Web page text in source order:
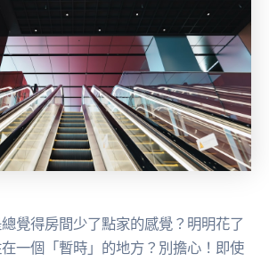
覺得房間少了點家的感覺？明明花了
一個「暫時」的地方？別擔心！即使